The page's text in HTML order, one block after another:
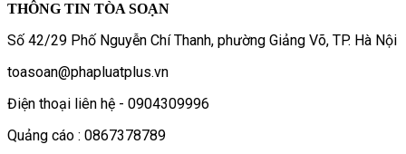
THÔNG TIN TÒA SOẠN
Số 42/29 Phố Nguyễn Chí Thanh, phường Giảng Võ, TP. Hà Nội
toasoan@phapluatplus.vn
Điện thoại liên hệ - 0904309996
Quảng cáo : 0867378789